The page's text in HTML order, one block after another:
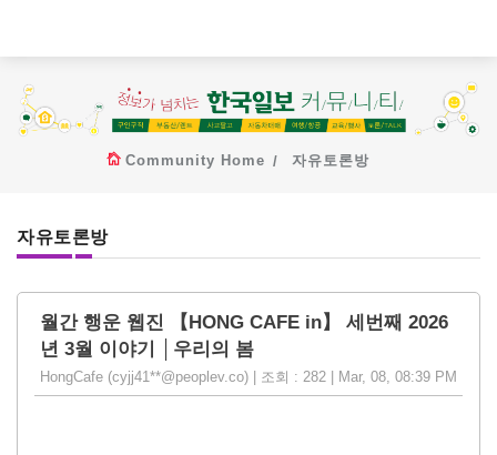
Community Home 자유토론방
자유토론방
월간 행운 웹진 【HONG CAFE in】 세번째 2026
년 3월 이야기 │우리의 봄
HongCafe (cyjj41**@peoplev.co) | 조회 : 282 | Mar, 08, 08:39 PM